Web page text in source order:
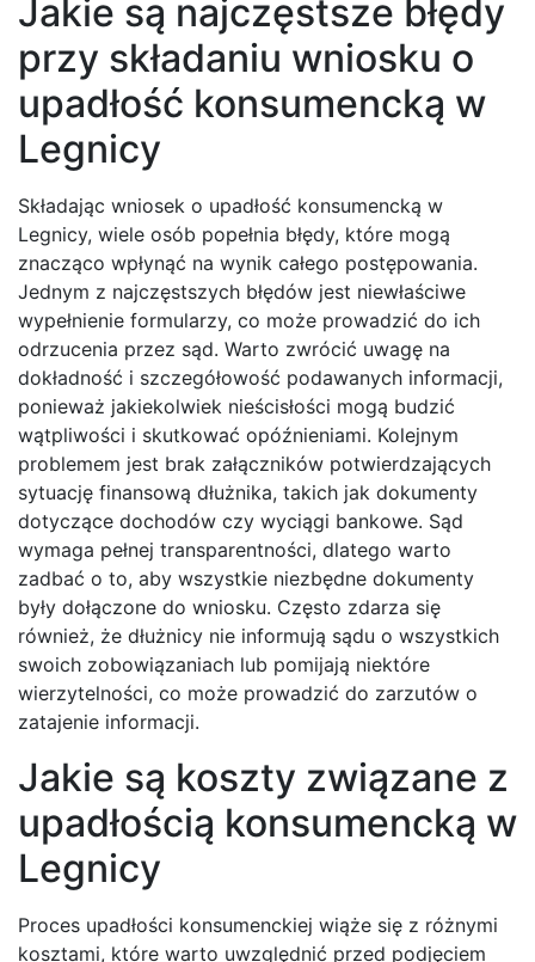
Jakie są najczęstsze błędy
przy składaniu wniosku o
upadłość konsumencką w
Legnicy
Składając wniosek o upadłość konsumencką w
Legnicy, wiele osób popełnia błędy, które mogą
znacząco wpłynąć na wynik całego postępowania.
Jednym z najczęstszych błędów jest niewłaściwe
wypełnienie formularzy, co może prowadzić do ich
odrzucenia przez sąd. Warto zwrócić uwagę na
dokładność i szczegółowość podawanych informacji,
ponieważ jakiekolwiek nieścisłości mogą budzić
wątpliwości i skutkować opóźnieniami. Kolejnym
problemem jest brak załączników potwierdzających
sytuację finansową dłużnika, takich jak dokumenty
dotyczące dochodów czy wyciągi bankowe. Sąd
wymaga pełnej transparentności, dlatego warto
zadbać o to, aby wszystkie niezbędne dokumenty
były dołączone do wniosku. Często zdarza się
również, że dłużnicy nie informują sądu o wszystkich
swoich zobowiązaniach lub pomijają niektóre
wierzytelności, co może prowadzić do zarzutów o
zatajenie informacji.
Jakie są koszty związane z
upadłością konsumencką w
Legnicy
Proces upadłości konsumenckiej wiąże się z różnymi
kosztami, które warto uwzględnić przed podjęciem